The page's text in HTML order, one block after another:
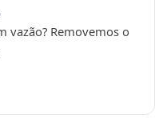
vazão? Removemos o